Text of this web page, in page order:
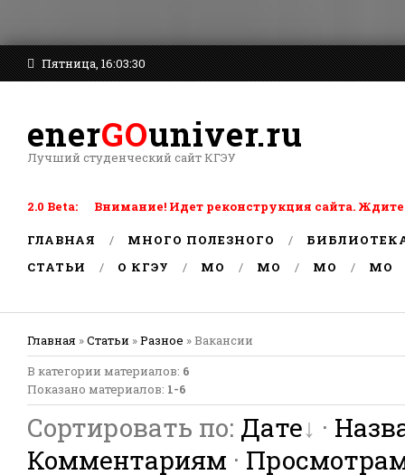
Пятница, 16:03:30
enerGOuniver.ru
Лучший студенческий сайт КГЭУ
2.0 Beta: Внимание! Идет реконструкция сайта. Ждите
ГЛАВНАЯ МНОГО ПОЛЕЗНОГО
СТАТЬИ
О КГЭУ MO MO MO MO
Главная »Статьи »Разное » Вакансии
В категории материалов: 6
Показано материалов: 1-6
Сортировать по: Дате ·
Комментариям ·